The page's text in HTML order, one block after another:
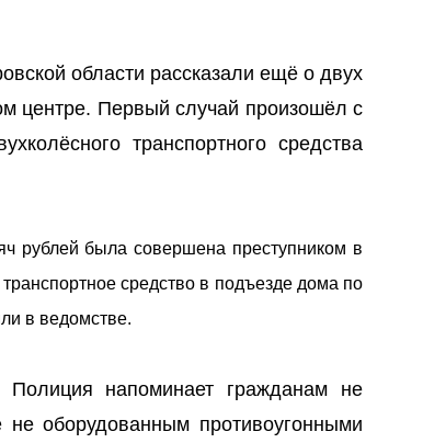
области рассказали ещё о двух
центре. Первый случай произошёл с
транспортного средства
рублей была совершена преступником в
средство в подъезде дома по
в ведомстве.
напоминает гражданам не
оборудованным противоугонными